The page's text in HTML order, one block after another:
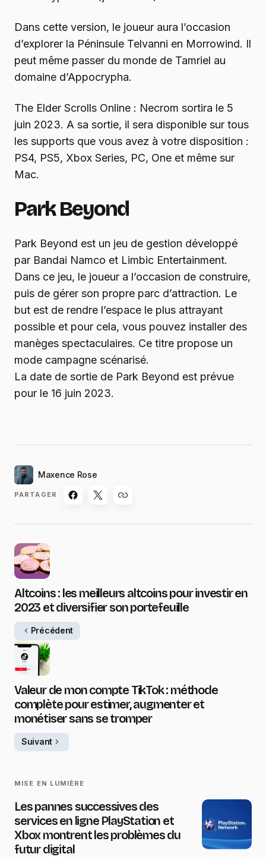
Dans cette version, le joueur aura l’occasion
d’explorer la Péninsule Telvanni en Morrowind. Il
peut même passer du monde de Tamriel au
domaine d’Appocrypha.
The Elder Scrolls Online : Necrom sortira le 5
juin 2023. A sa sortie, il sera disponible sur tous
les supports que vous avez à votre disposition :
PS4, PS5, Xbox Series, PC, One et même sur
Mac.
Park Beyond
Park Beyond est un jeu de gestion développé
par Bandai Namco et Limbic Entertainment.
Dans ce jeu, le joueur a l’occasion de construire,
puis de gérer son propre parc d’attraction. Le
but est de rendre l’espace le plus attrayant
possible et pour cela, vous pouvez installer des
manèges spectaculaires. Ce titre propose un
mode campagne scénarisé.
La date de sortie de Park Beyond est prévue
pour le 16 juin 2023.
Maxence Rose
PARTAGER
Altcoins : les meilleurs altcoins pour investir en
2023 et diversifier son portefeuille
Précédent
Valeur de mon compte TikTok : méthode
complète pour estimer, augmenter et
monétiser sans se tromper
Suivant
MISE EN LUMIÈRE
Les pannes successives des
services en ligne PlayStation et
Xbox montrent les problèmes du
futur digital